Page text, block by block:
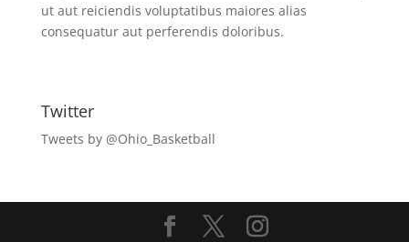
ut aut reiciendis voluptatibus maiores alias
consequatur aut perferendis doloribus.
Twitter
Tweets by @Ohio_Basketball